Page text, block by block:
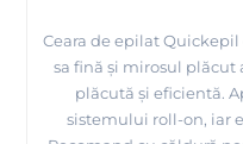
Ceara de epilat Quickepil
sa fină și mirosul plăcut
plăcută și eficientă.
sistemului roll-on, iar